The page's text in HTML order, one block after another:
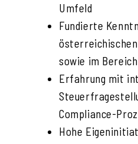
Umfeld
Fundierte
sowie im
Erfahrung mit
Compliance-
Hohe